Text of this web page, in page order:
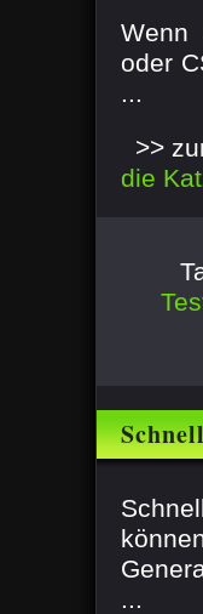
Wenn
oder
...
>>
die
...